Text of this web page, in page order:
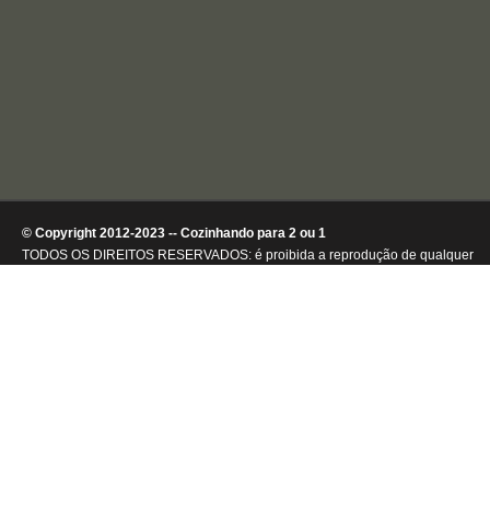
© Copyright 2012-2023 -- Cozinhando para 2 ou 1
TODOS OS DIREITOS RESERVADOS: é proibida a reprodução de qualquer